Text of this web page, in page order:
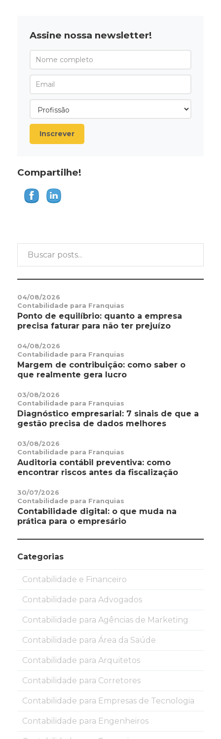
Assine nossa newsletter!
Inscrever
Compartilhe!
04/08/2026
Contabilidade para Franquias
Ponto de equilíbrio: quanto a empresa
precisa faturar para não ter prejuízo
04/08/2026
Contabilidade para Franquias
Margem de contribuição: como saber o
que realmente gera lucro
03/08/2026
Contabilidade para Franquias
Diagnóstico empresarial: 7 sinais de que a
gestão precisa de dados melhores
03/08/2026
Contabilidade para Franquias
Auditoria contábil preventiva: como
encontrar riscos antes da fiscalização
30/07/2026
Contabilidade para Franquias
Contabilidade digital: o que muda na
prática para o empresário
Categorias
Contabilidade e Financeiro
Contabilidade para Advogados
Contabilidade para Agências de Marketing
Contabilidade para Área da Saúde
Contabilidade para Arquitetos
Contabilidade para Corretores
Contabilidade para Empresas de Tecnologia
Contabilidade para Engenheiros